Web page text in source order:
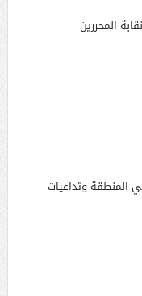
المحررين
المنطقة وتداعيات